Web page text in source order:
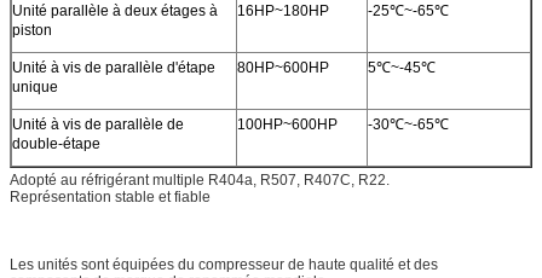
Unité parallèle à deux étages à
piston
16HP~180HP -25℃~-65℃
Unité à vis de parallèle d'étape
unique
80HP~600HP 5℃~-45℃
Unité à vis de parallèle de
double-étape
100HP~600HP -30℃~-65℃
Adopté au réfrigérant multiple R404a, R507, R407C, R22.
Représentation stable et fiable
Les unités sont équipées du compresseur de haute qualité et des